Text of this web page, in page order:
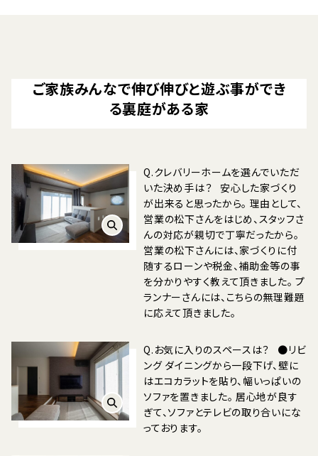
ご家族みんなで伸び伸びと遊ぶ事ができ
る裏庭がある家
Q.クレバリーホームを選んでいただ
いた決め手は？ 安心した家づくり
が出来ると思ったから。 理由として、
営業の松下さんをはじめ、スタッフさ
んの対応が親切で丁寧だったから。
営業の松下さんには、家づくりに付
随するローンや税金、補助金等の事
を分かりやすく教えて頂きました。 プ
ランナーさんには、こちらの無理難題
に応えて頂きました。
Q.お気に入りのスペースは？ ●リビ
ング ダイニングから一段下げ、壁に
はエコカラットを貼り、幅いっぱいの
ソファを置きました。 居心地が良す
ぎて、ソファとテレビの取り合いにな
っております。